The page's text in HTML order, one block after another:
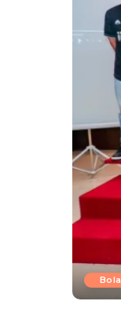
Bola